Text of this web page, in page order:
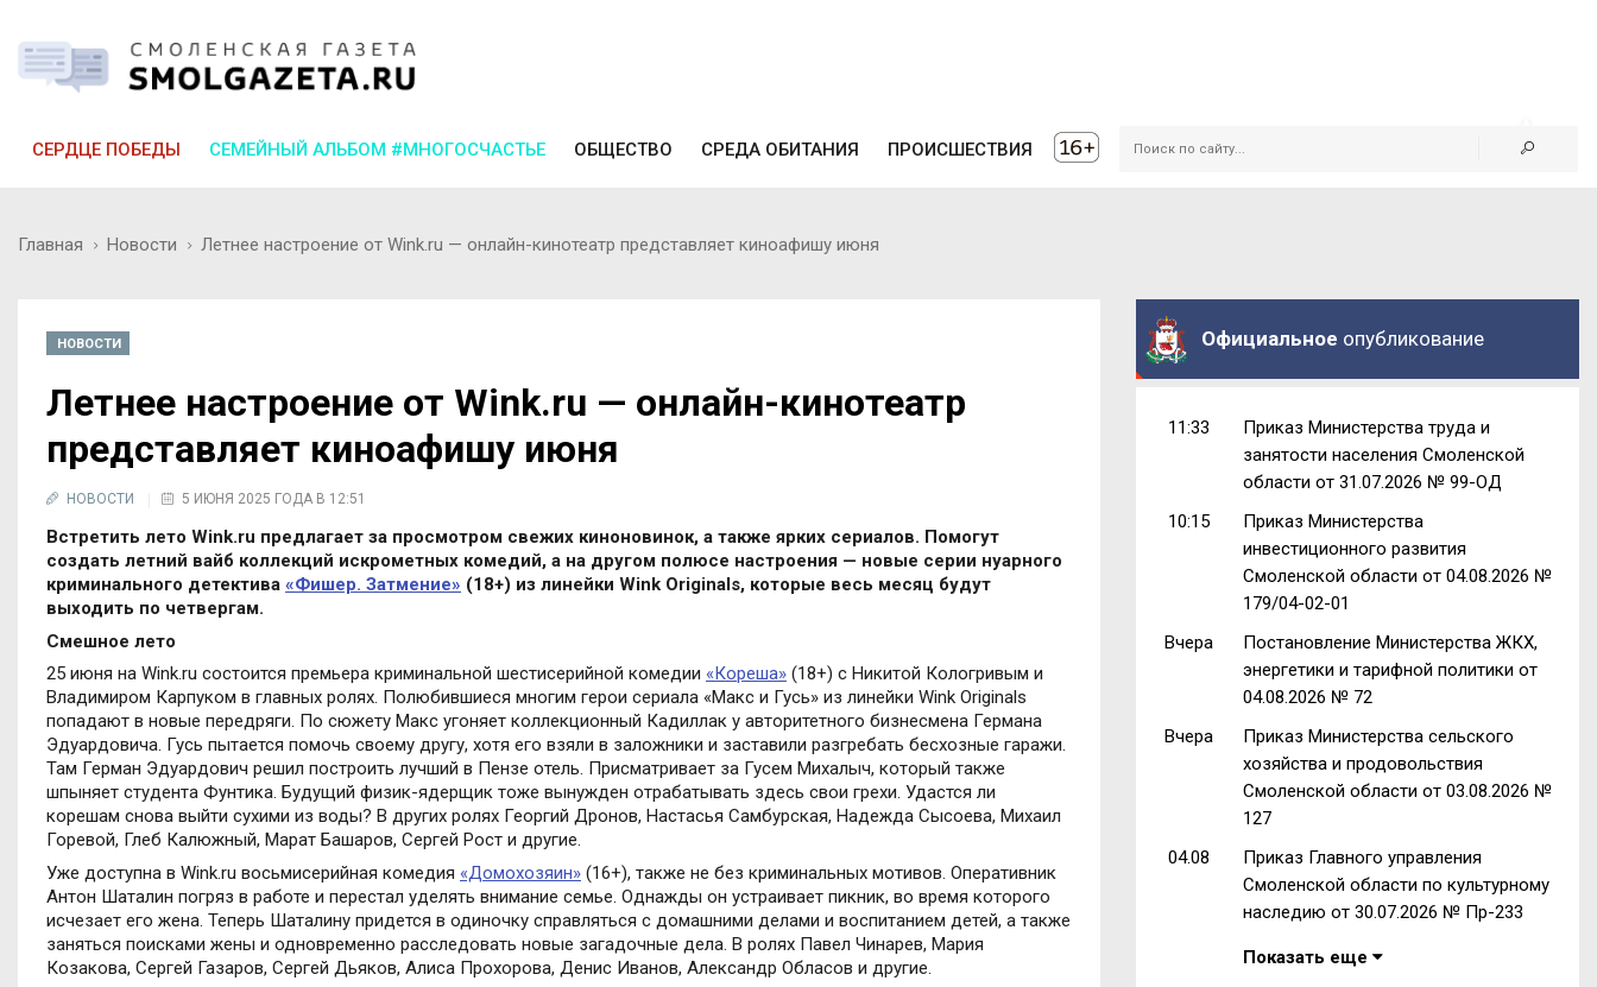
СЕРДЦЕ ПОБЕДЫ СЕМЕЙНЫЙ АЛЬБОМ #МНОГОСЧАСТЬЕ ОБЩЕСТВО СРЕДА ОБИТАНИЯ ПРОИСШЕСТВИЯ
Главная Новости Летнее настроение от Wink.ru — онлайн-кинотеатр представляет киноафишу июня
НОВОСТИ
Летнее настроение от Wink.ru — онлайн-кинотеатр
представляет киноафишу июня
НОВОСТИ 5 ИЮНЯ 2025 ГОДА В 12:51
Встретить лето Wink.ru предлагает за просмотром свежих киноновинок, а также ярких сериалов. Помогут
создать летний вайб коллекций искрометных комедий, а на другом полюсе настроения — новые серии нуарного
криминального детектива «Фишер. Затмение» (18+) из линейки Wink Originals, которые весь месяц будут
выходить по четвергам.
Смешное лето
25 июня на Wink.ru состоится премьера криминальной шестисерийной комедии «Кореша» (18+) с Никитой Кологривым и
Владимиром Карпуком в главных ролях. Полюбившиеся многим герои сериала «Макс и Гусь» из линейки Wink Originals
попадают в новые передряги. По сюжету Макс угоняет коллекционный Кадиллак у авторитетного бизнесмена Германа
Эдуардовича. Гусь пытается помочь своему другу, хотя его взяли в заложники и заставили разгребать бесхозные гаражи.
Там Герман Эдуардович решил построить лучший в Пензе отель. Присматривает за Гусем Михалыч, который также
шпыняет студента Фунтика. Будущий физик-ядерщик тоже вынужден отрабатывать здесь свои грехи. Удастся ли
корешам снова выйти сухими из воды? В других ролях Георгий Дронов, Настасья Самбурская, Надежда Сысоева, Михаил
Горевой, Глеб Калюжный, Марат Башаров, Сергей Рост и другие.
Уже доступна в Wink.ru восьмисерийная комедия «Домохозяин» (16+), также не без криминальных мотивов. Оперативник
Антон Шаталин погряз в работе и перестал уделять внимание семье. Однажды он устраивает пикник, во время которого
исчезает его жена. Теперь Шаталину придется в одиночку справляться с домашними делами и воспитанием детей, а также
заняться поисками жены и одновременно расследовать новые загадочные дела. В ролях Павел Чинарев, Мария
Козакова, Сергей Газаров, Сергей Дьяков, Алиса Прохорова, Денис Иванов, Александр Обласов и другие.
Официальное опубликование
11:33
Приказ Министерства труда и
занятости населения Смоленской
области от 31.07.2026 № 99-ОД
10:15
Приказ Министерства
инвестиционного развития
Смоленской области от 04.08.2026 №
179/04-02-01
Вчера
Постановление Министерства ЖКХ,
энергетики и тарифной политики от
04.08.2026 № 72
Вчера
Приказ Министерства сельского
хозяйства и продовольствия
Смоленской области от 03.08.2026 №
127
04.08
Приказ Главного управления
Смоленской области по культурному
наследию от 30.07.2026 № Пр-233
Показать еще